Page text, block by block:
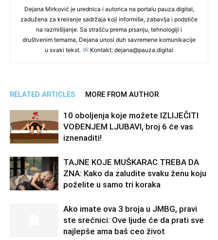
Dejana Mirković je urednica i autorica na portalu pauza.digital,
zadužena za kreiranje sadržaja koji informiše, zabavlja i podstiče
na razmišljanje. Sa strašću prema pisanju, tehnologiji i
društvenim temama, Dejana unosi duh savremene komunikacije
u svaki tekst.
Kontakt: dejana@pauza.digital
RELATED ARTICLES MORE FROM AUTHOR
10 oboljenja koje možete IZLIJEČITI
VOĐENJEM LJUBAVI, broj 6 će vas
iznenaditi!
TAJNE KOJE MUŠKARAC TREBA DA
ZNA: Kako da zaludite svaku ženu koju
poželite u samo tri koraka
Ako imate ova 3 broja u JMBG, pravi
ste srećnici: Ove ljude će da prati sve
najlepše ama baš ceo život